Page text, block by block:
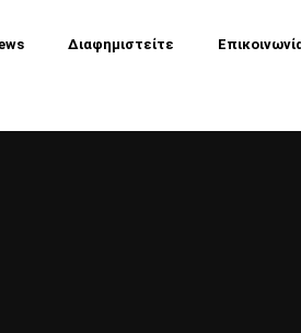
Διαφημιστείτε